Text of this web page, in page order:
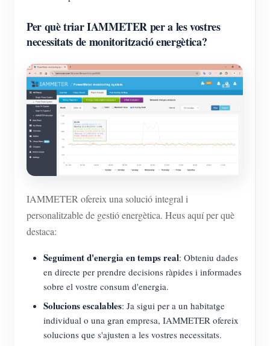
Per què triar IAMMETER per a les vostres
necessitats de monitorització energètica?
IAMMETER ofereix una solució integral i
personalitzable de gestió energètica. Heus aquí per què
destaca:
Seguiment d'energia en temps real: Obteniu dades
en directe per prendre decisions ràpides i informades
sobre el vostre consum d'energia.
Solucions escalables: Ja sigui per a un habitatge
individual o una gran empresa, IAMMETER ofereix
solucions que s'ajusten a les vostres necessitats.